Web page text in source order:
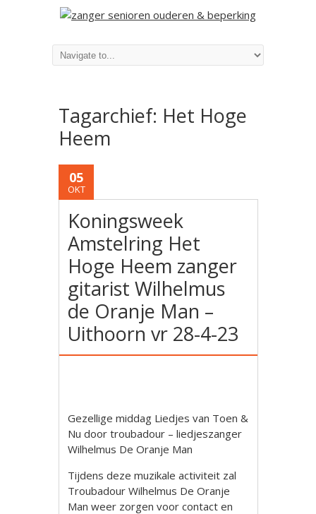
Tagarchief: Het Hoge
Heem
05
OKT
Koningsweek
Amstelring Het
Hoge Heem zanger
gitarist Wilhelmus
de Oranje Man –
Uithoorn vr 28-4-23
Gezellige middag Liedjes van Toen &
Nu door troubadour – liedjeszanger
Wilhelmus De Oranje Man
Tijdens deze muzikale activiteit zal
Troubadour Wilhelmus De Oranje
Man weer zorgen voor contact en